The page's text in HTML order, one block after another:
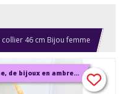
46 cm Bijou femme
Collection élégante, tendance, moderne, de bijoux en ambre, pierre, perles.